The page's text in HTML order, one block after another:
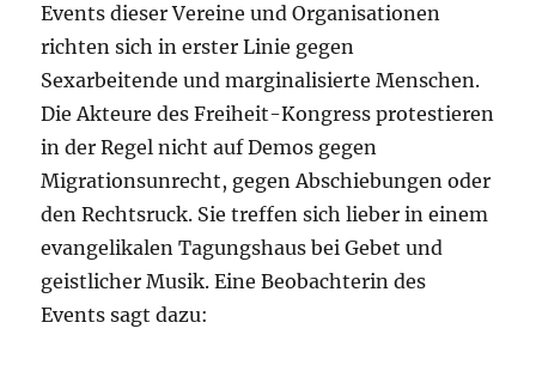
Events dieser Vereine und Organisationen
richten sich in erster Linie gegen
Sexarbeitende und marginalisierte Menschen.
Die Akteure des Freiheit-Kongress protestieren
in der Regel nicht auf Demos gegen
Migrationsunrecht, gegen Abschiebungen oder
den Rechtsruck. Sie treffen sich lieber in einem
evangelikalen Tagungshaus bei Gebet und
geistlicher Musik. Eine Beobachterin des
Events sagt dazu: